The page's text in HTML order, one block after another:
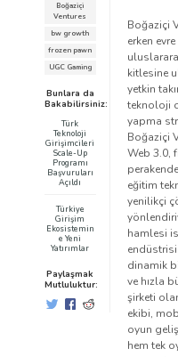
Boğaziçi
Ventures
bw growth
frozen pawn
UGC Gaming
Bunlara da
Bakabilirsiniz:
Türk
Teknoloji
Girişimcileri
Scale-Up
Programı
Başvuruları
Açıldı
Türkiye
Girişim
Ekosistemin
e Yeni
Yatırımlar
Paylaşmak
Mutluluktur:
Boğaziçi
erken
kitlesine
yetkin
teknoloji
yapma
Boğaziçi
Web 3.0,
eğitim
yenilikçi
hamlesi
dinamik
ve hızla
şirketi
ekibi,
oyun
hem tek